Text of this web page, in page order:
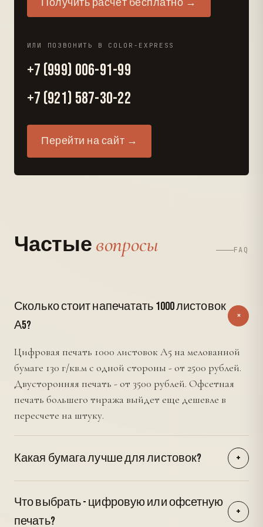
Получить расчёт бесплатно →
ИЛИ ПОЗВОНИТЬ В COLOR-EXPRESS
+7 (999) 006-91-99
+7 (921) 587-30-22
Перейти на сайт →
Частыевопросы FAQ
Сколько стоит напечатать 1000 листовок
А5?
+
Цифровая печать 1000 листовок А5 на мелованной
бумаге 130 г/кв.м с одной стороны - от 2500 рублей.
Двусторонняя печать - от 3500 рублей. Офсетная
печать большего тиража выйдет еще дешевле в
пересчете на штуку.
Какая бумага лучше для листовок? +
матовым покрытием. Она хорошо передает цвета,
выглядит презентабельно, недорогая в
Что выбрать - цифровую или офсетную
печать?
+